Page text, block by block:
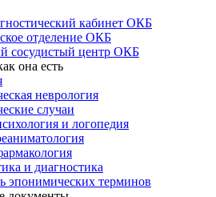
кабинет ОКБ
отделение ОКБ
сосудистый центр ОКБ
она есть
неврология
случаи
и логопедия
и диагностика
эпонимических терминов